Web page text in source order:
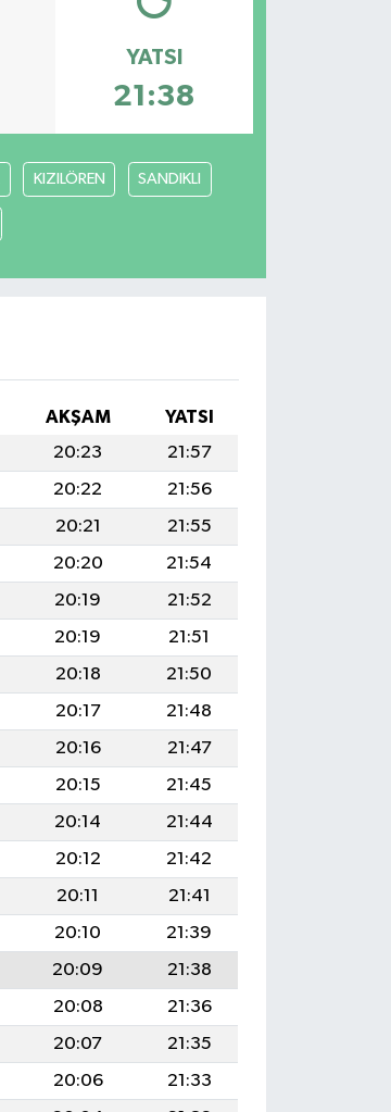
YATSI
21:38
KIZILÖREN SANDIKLI
AKŞAM
YATSI
20:23
21:57
20:22
21:56
20:21
21:55
20:20
21:54
20:19
21:52
20:19
21:51
20:18
21:50
20:17
21:48
20:16
21:47
20:15
21:45
20:14
21:44
20:12
21:42
20:11
21:41
20:10
21:39
20:09
21:38
20:08
21:36
20:07
21:35
20:06
21:33